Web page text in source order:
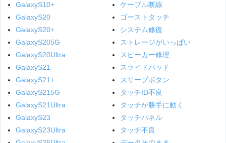
GalaxyS10+
GalaxyS20
GalaxyS20+
GalaxyS205G
GalaxyS20Ultra
GalaxyS21
GalaxyS21+
GalaxyS215G
GalaxyS21Ultra
GalaxyS23
GalaxyS23Ultra
ケーブル断線
ゴーストタッチ
システム修復
ストレージがいっぱい
スピーカー修理
スライドパッド
スリープボタン
タッチID不良
タッチが勝手に動く
タッチパネル
タッチ不良